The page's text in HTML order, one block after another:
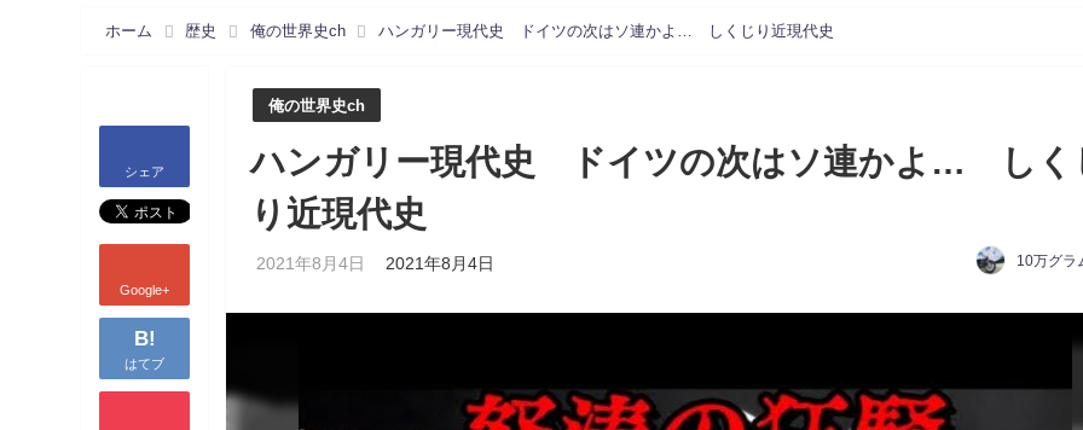
ホーム 歴史 俺の世界史ch ハンガリー現代史 ドイツの次はソ連かよ… しくじり近現代史
シェア
Google+
B!
はてブ
俺の世界史ch
ハンガリー現代史 ドイツの次はソ連かよ… しく
り近現代史
2021年8月4日 2021年8月4日 10万グラ